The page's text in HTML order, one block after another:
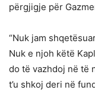
përgjigje për
“Nuk jam
Nuk e njoh këtë
do të vazhdoj në të
t’u shkoj deri në